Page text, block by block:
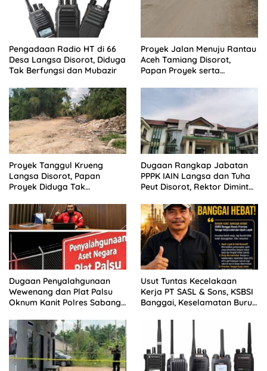
Pengadaan Radio HT di 66
Desa Langsa Disorot, Diduga
Tak Berfungsi dan Mubazir
Proyek Jalan Menuju Rantau
Aceh Tamiang Disorot,
Papan Proyek serta
Proyek Tanggul Krueng
Langsa Disorot, Papan
Proyek Diduga Tak
Proyek
Dugaan Rangkap Jabatan
PPPK IAIN Langsa dan Tuha
Peut Disorot, Rektor Diminta
Dugaan Penyalahgunaan
Wewenang dan Plat Palsu
Oknum Kanit Polres Sabang
Usut Tuntas Kecelakaan
Kerja PT SASL & Sons, KSBSI
Banggai, Keselamatan Buruh